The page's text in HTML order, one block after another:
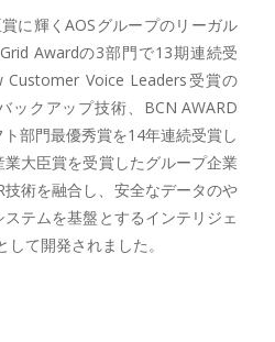
に輝くAOSグループのリーガル
Awardの3部門で13期連続受
Voice Leaders受賞の
ックアップ技術、BCN AWARD
部門最優秀賞を14年連続受賞し
大臣賞を受賞したグループ企業
術を融合し、安全なデータのや
テムを基盤とするインテリジェ
て開発されました。